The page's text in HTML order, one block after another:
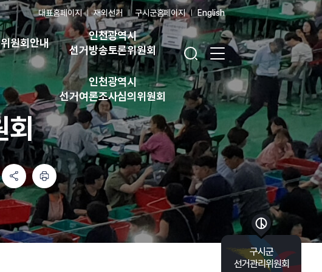
대표홈페이지 재외선거 구시군홈페이지 English
위원회안내
인천광역시
선거방송토론위원회
인천광역시
선거여론조사심의위원회
회
구시군
선거관리위원회
바로가기 목록 열기